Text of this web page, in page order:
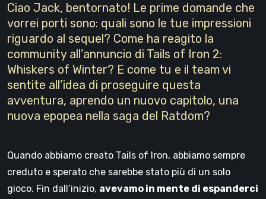
Ciao Jack, bentornato! Le prime domande che
vorrei porti sono: quali sono le tue impressioni
riguardo al sequel? Come ha reagito la
community all’annuncio di Tails of Iron 2:
Whiskers of Winter? E come tu e il team vi
sentite all’idea di proseguire questa
avventura, aprendo un nuovo capitolo, una
nuova epopea nella saga del Ratdom?
Quando abbiamo creato Tails of Iron, abbiamo sempre
creduto e sperato che sarebbe stato più di un solo
gioco. Fin dall’inizio, avevamo in mente di espanderci